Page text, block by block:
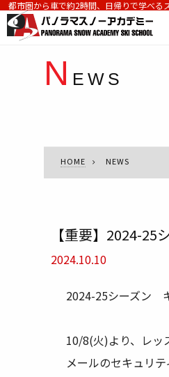
都市圏から車で約2時間、日帰りで学べる
N EWS
HOME NEWS
【重要】2024-
2024.10.10
2024-25シーズン
10/8(火)より、レッ
メールのセキュリ